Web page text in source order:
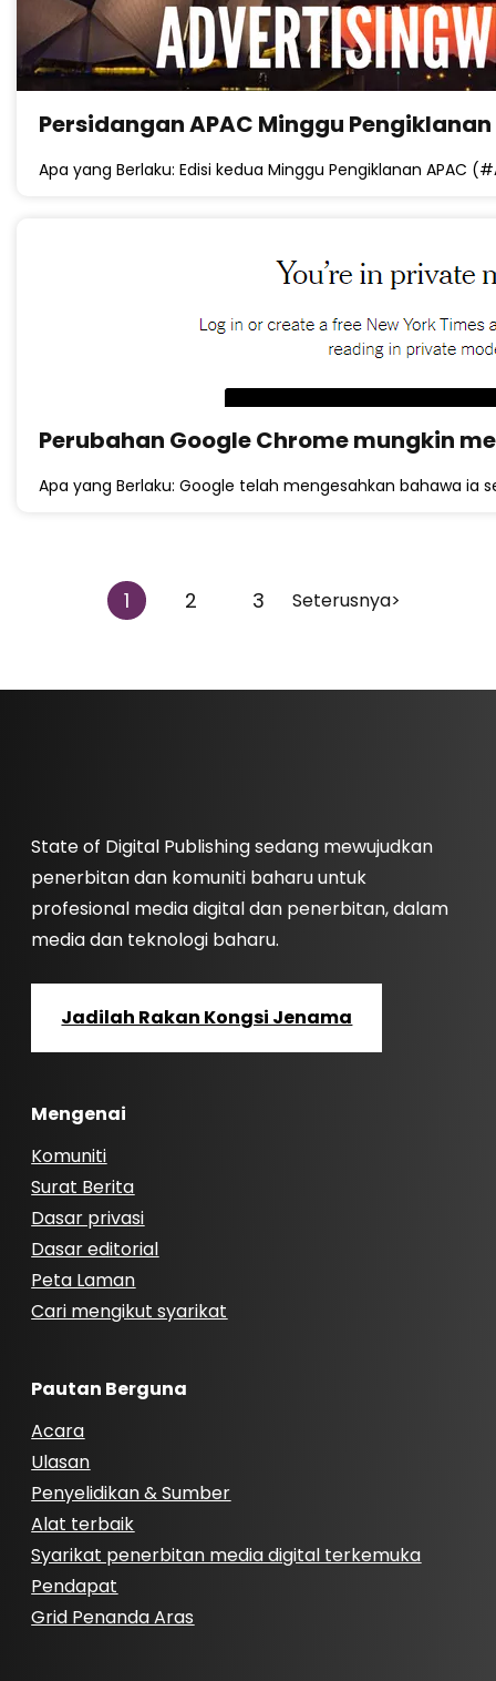
Persidangan APAC Minggu
Apa yang Berlaku: Edisi kedua Minggu Pengiklanan APAC
Perubahan Google Chrome mungkin
Apa yang Berlaku: Google telah mengesahkan bahawa
1 2 3 Seterusnya>
State of Digital Publishing sedang mewujudkan
penerbitan dan komuniti baharu untuk
profesional media digital dan penerbitan, dalam
media dan teknologi baharu.
Jadilah Rakan Kongsi Jenama
Mengenai
Komuniti
Surat Berita
Dasar privasi
Dasar editorial
Peta Laman
Cari mengikut syarikat
Pautan Berguna
Acara
Ulasan
Penyelidikan & Sumber
Alat terbaik
Syarikat penerbitan media digital terkemuka
Pendapat
Grid Penanda Aras